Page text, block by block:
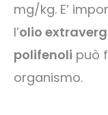
mg/kg. E’
l’olio
polifenoli può
organismo.